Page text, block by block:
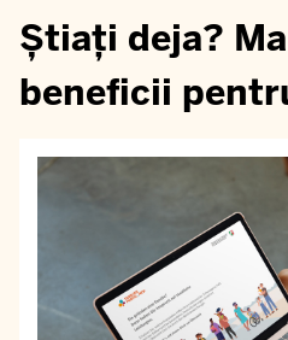
Știați deja?
beneficii